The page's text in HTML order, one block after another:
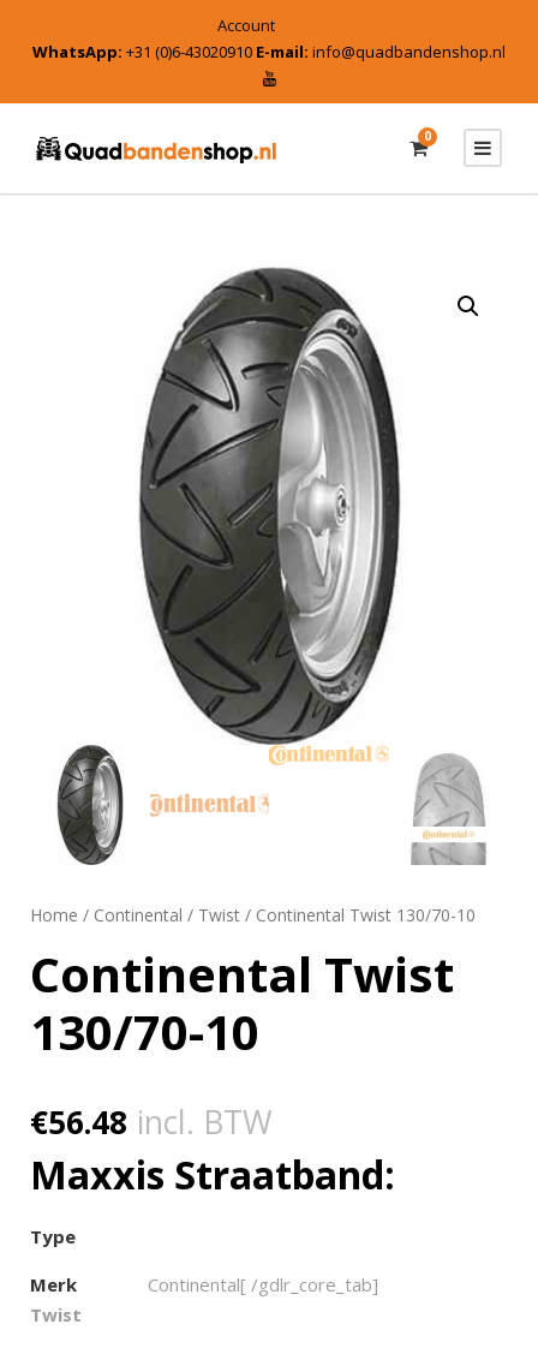
Account
WhatsApp: +31 (0)6-43020910 E-mail: info@quadbandenshop.nl
0
Home / Continental / Twist / Continental Twist 130/70-10
Continental Twist
130/70-10
€56.48 incl. BTW
Maxxis Straatband:
Type
Merk
Continental[ /gdlr_core_tab]
Twist